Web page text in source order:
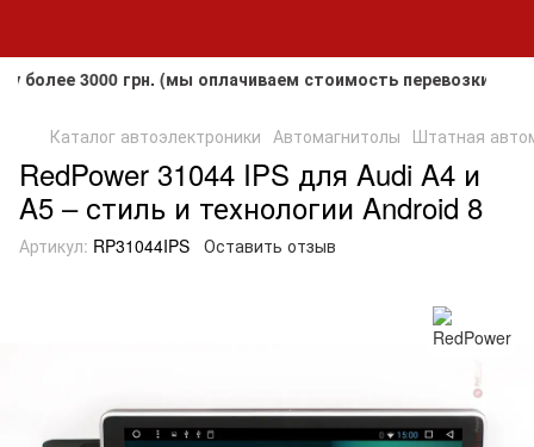
грн. (мы оплачиваем стоимость перевозки до
Каталог автоэлектроники Автомагнитолы Штатная
RedPower 31044 IPS для Audi A4 и
A5 – стиль и технологии Android 8
Артикул: RP31044IPS Оставить отзыв